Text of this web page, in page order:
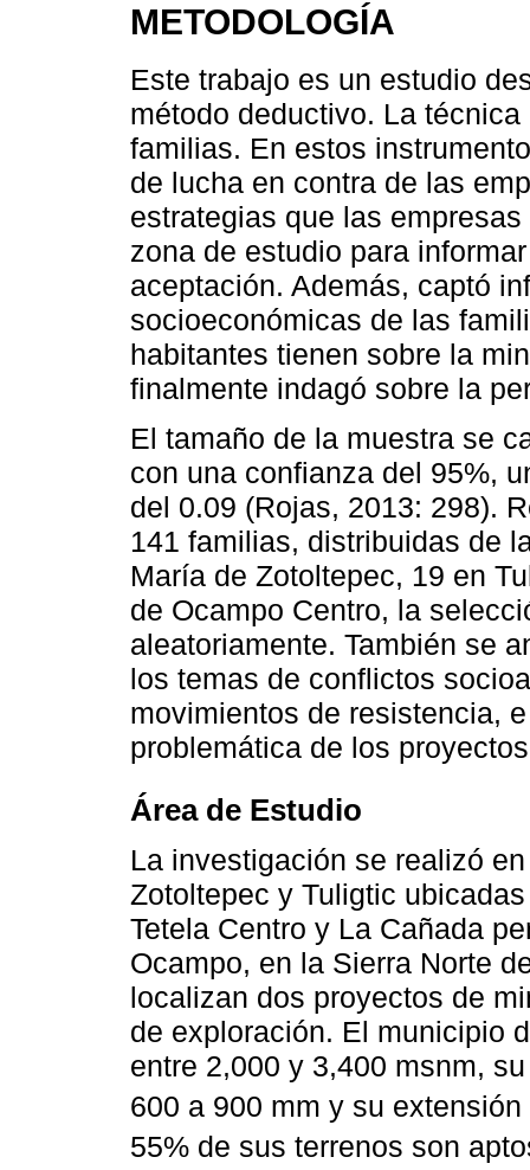
METODOLOGÍA
Este trabajo es un estudio
método deductivo. La
familias. En estos
de lucha en contra de las
estrategias que las
zona de estudio para
aceptación. Además, captó
socioeconómicas de las
habitantes tienen sobre la
finalmente indagó sobre la
El tamaño de la muestra se
con una confianza del 95%,
del 0.09 (Rojas, 2013: 298).
141 familias, distribuidas de
María de Zotoltepec, 19 en
de Ocampo Centro, la
aleatoriamente. También se
los temas de conflictos
movimientos de resistencia,
problemática de los
Área de Estudio
La investigación se realizó
Zotoltepec y Tuligtic
Tetela Centro y La Cañada
Ocampo, en la Sierra Norte
localizan dos proyectos de
de exploración. El municipio
entre 2,000 y 3,400 msnm,
600 a 900 mm y su
55% de sus terrenos son